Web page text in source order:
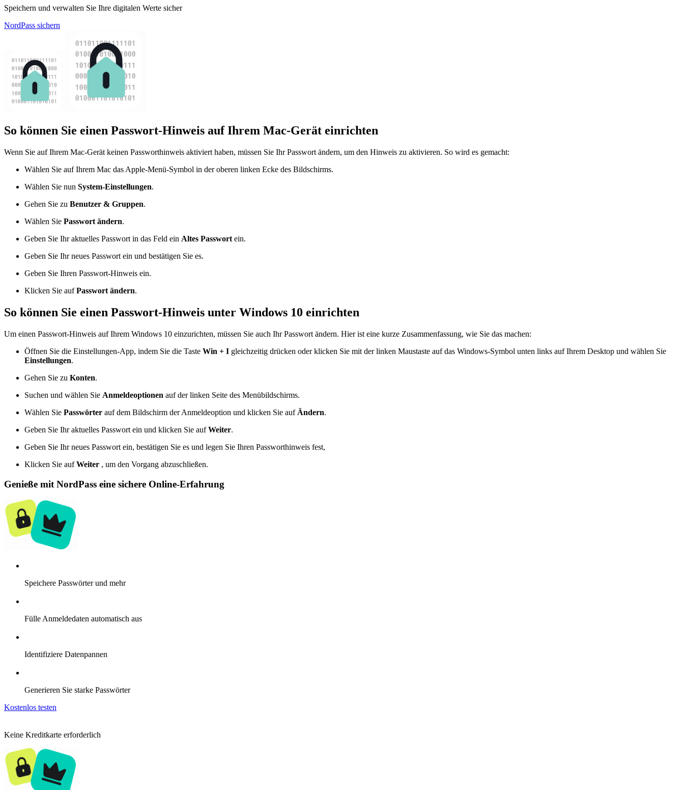
Speichern und verwalten Sie Ihre digitalen Werte sicher
NordPass sichern
So können Sie einen Passwort-Hinweis auf Ihrem Mac-Gerät einrichten
Wenn Sie auf Ihrem Mac-Gerät keinen Passworthinweis aktiviert haben, müssen Sie Ihr Passwort ändern, um den Hinweis zu aktivieren. So wird es gemacht:
Wählen Sie auf Ihrem Mac das Apple-Menü-Symbol in der oberen linken Ecke des Bildschirms.
Wählen Sie nun System-Einstellungen.
Gehen Sie zu Benutzer & Gruppen.
Wählen Sie Passwort ändern.
Geben Sie Ihr aktuelles Passwort in das Feld ein Altes Passwort ein.
Geben Sie Ihr neues Passwort ein und bestätigen Sie es.
Geben Sie Ihren Passwort-Hinweis ein.
Klicken Sie aufPasswort ändern.
So können Sie einen Passwort-Hinweis unter Windows 10 einrichten
Um einen Passwort-Hinweis auf Ihrem Windows 10 einzurichten, müssen Sie auch Ihr Passwort ändern. Hier ist eine kurze Zusammenfassung, wie Sie das machen:
Öffnen Sie die Einstellungen-App, indem Sie die Taste Win + I gleichzeitig drücken oder klicken Sie mit der linken Maustaste auf das Windows-Symbol unten links auf Ihrem Desktop und wählen Sie
Einstellungen.
Gehen Sie zu Konten.
Suchen und wählen Sie Anmeldeoptionen auf der linken Seite des Menübildschirms.
Wählen Sie Passwörter auf dem Bildschirm der Anmeldeoption und klicken Sie auf Ändern.
Geben Sie Ihr aktuelles Passwort ein und klicken Sie aufWeiter.
Geben Sie Ihr neues Passwort ein, bestätigen Sie es und legen Sie Ihren Passworthinweis fest,
Klicken Sie aufWeiter , um den Vorgang abzuschließen.
Genieße mit NordPass eine sichere Online-Erfahrung
Speichere Passwörter und mehr
Fülle Anmeldedaten automatisch aus
Identifiziere Datenpannen
Generieren Sie starke Passwörter
Kostenlos testen
Keine Kreditkarte erforderlich